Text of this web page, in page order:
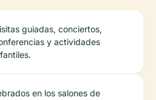
guiadas, conciertos,
y actividades
en los salones de